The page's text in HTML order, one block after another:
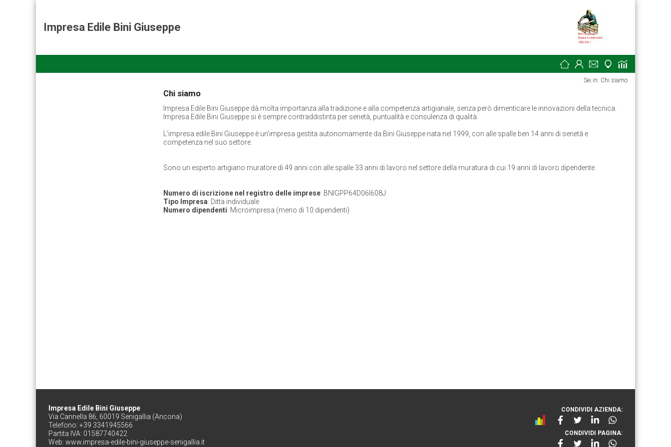
Impresa Edile Bini Giuseppe
Sei in: Chi siamo
Chi siamo
Impresa Edile Bini Giuseppe dà molta importanza alla tradizione e alla competenza artigianale, senza però dimenticare le innovazioni della tecnica.
Impresa Edile Bini Giuseppe si è sempre contraddistinta per serietà, puntualità e consulenza di qualità.
L'impresa edile Bini Giuseppe è un'impresa gestita autonomamente da Bini Giuseppe nata nel 1999, con alle spalle ben 14 anni di serietà e
competenza nel suo settore.
Sono un esperto artigiano muratore di 49 anni con alle spalle 33 anni di lavoro nel settore della muratura di cui 19 anni di lavoro dipendente.
Numero di iscrizione nel registro delle imprese: BNIGPP64D06I608J
Tipo Impresa: Ditta individuale
Numero dipendenti: Microimpresa (meno di 10 dipendenti)
Impresa Edile Bini Giuseppe
Via Cannella 86, 60019 Senigallia (Ancona)
Telefono: +39 3341945566
Partita IVA: 01587740422
Web: www.impresa-edile-bini-giuseppe-senigallia.it
CONDIVIDI AZIENDA:
CONDIVIDI PAGINA: